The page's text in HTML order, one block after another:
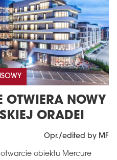
OTWIERA NOWY
ORADEI
Opr./edited by MF
otwarcie obiektu Mercure